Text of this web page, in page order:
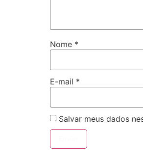
Nome *
E-mail *
Salvar meus dados